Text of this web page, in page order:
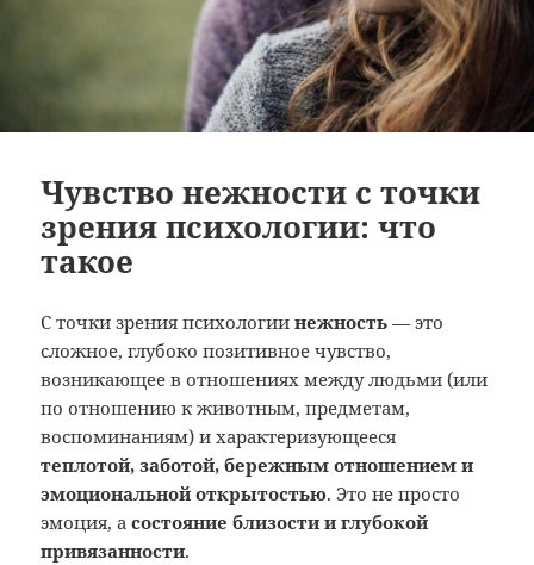
Чувство нежности с точки
зрения психологии: что
такое
С точки зрения психологиинежность — это
сложное, глубоко позитивное чувство,
возникающее в отношениях между людьми (или
по отношению к животным, предметам,
воспоминаниям) и характеризующееся
теплотой, заботой, бережным отношением и
эмоциональной открытостью. Это не просто
эмоция, асостояние близости и глубокой
привязанности.